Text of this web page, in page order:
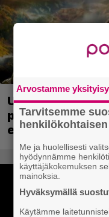
Ubisoft vahvisti
pelin – kutsuu
ennakkotestiin
Arvostamme
Tarvitsemme
Me ja huolellisesti
hyödynnämme
käyttäjäkokemuksen
mainoksia.
Hyväksymällä
Käytämme